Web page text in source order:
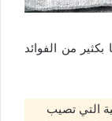
من الفوائد
التي تصيب